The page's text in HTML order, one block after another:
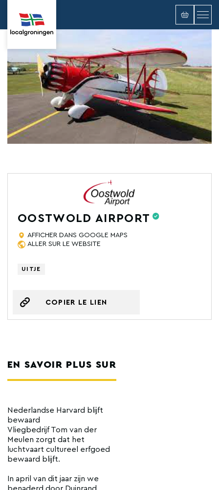
OOSTWOLD AIRPORT
AFFICHER DANS GOOGLE MAPS
ALLER SUR LE WEBSITE
UITJE
COPIER LE LIEN
EN SAVOIR PLUS SUR
Nederlandse Harvard blijft
bewaard
Vliegbedrijf Tom van der
Meulen zorgt dat het
luchtvaart cultureel erfgoed
bewaard blijft.
In april van dit jaar zijn we